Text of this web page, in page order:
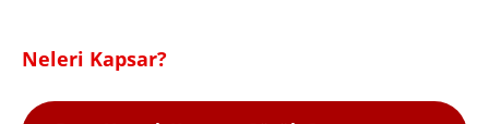
Neleri Kapsar?